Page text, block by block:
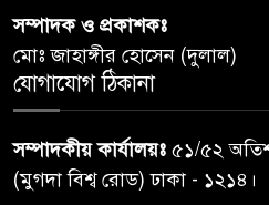
পেশ
৬
তদন্ত
৭
সম্পাদক ও প্রকাশকঃ
মোঃ জাহাঙ্গীর হোসেন (দুলাল)
যোগাযোগ ঠিকানা
সম্পাদকীয় কার্যালয়ঃ ৫১/৫২
(মুগদা বিশ্ব রোড) ঢাকা - ১২১৪।